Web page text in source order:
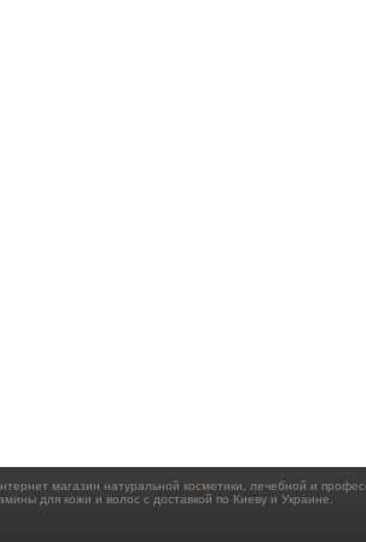
магазин натуральной косметики, лечебной и
для кожи и волос с доставкой по Киеву и Украине.